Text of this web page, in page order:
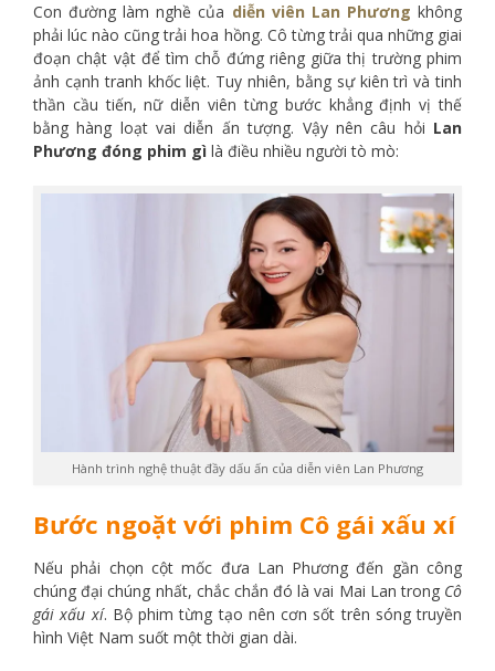
Con đường làm nghề của diễn viên Lan Phương không
phải lúc nào cũng trải hoa hồng. Cô từng trải qua những giai
đoạn chật vật để tìm chỗ đứng riêng giữa thị trường phim
ảnh cạnh tranh khốc liệt. Tuy nhiên, bằng sự kiên trì và tinh
thần cầu tiến, nữ diễn viên từng bước khẳng định vị thế
bằng hàng loạt vai diễn ấn tượng. Vậy nên câu hỏi Lan
Phương đóng phim gì là điều nhiều người tò mò:
Hành trình nghệ thuật đầy dấu ấn của diễn viên Lan Phương
Bước ngoặt với phim Cô gái xấu xí
Nếu phải chọn cột mốc đưa Lan Phương đến gần công
chúng đại chúng nhất, chắc chắn đó là vai Mai Lan trong Cô
gái xấu xí. Bộ phim từng tạo nên cơn sốt trên sóng truyền
hình Việt Nam suốt một thời gian dài.